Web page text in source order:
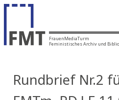
FrauenMediaTurm
Feministisches Archiv und
Rundbrief Nr.2